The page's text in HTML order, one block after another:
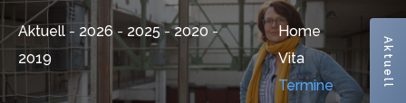
Aktuell - 2026- 2025-2020-
2019
Home
Vita
Termine
Aktuell